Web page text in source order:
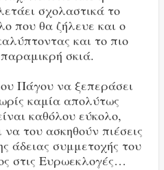
σχολαστικά το
που θα ζήλευε και ο
και το πιο
σκιά.
Πάγου να ξεπεράσει
καμία απολύτως
καθόλου εύκολο,
του ασκηθούν πιέσεις
άδειας συμμετοχής του
στις Ευρωεκλογές…